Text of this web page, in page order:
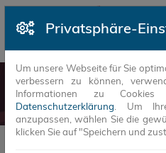
Privatsphäre-
Um unsere Webseite für Sie
verbessern zu können,
Informationen zu
Datenschutzerklärung . Um
anzupassen, wählen Sie die
klicken Sie auf "Speichern und
NEUIGKEITEN